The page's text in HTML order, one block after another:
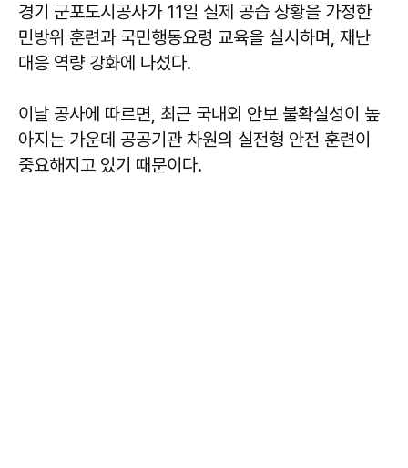
경기 군포도시공사가 11일 실제 공습 상황을 가정한
민방위 훈련과 국민행동요령 교육을 실시하며, 재난
대응 역량 강화에 나섰다.
이날 공사에 따르면, 최근 국내외 안보 불확실성이 높
아지는 가운데 공공기관 차원의 실전형 안전 훈련이
중요해지고 있기 때문이다.